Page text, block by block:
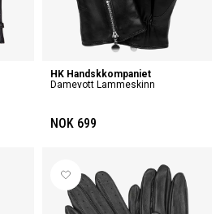
Damevott Lammeskinn
HK Handskkompaniet
NOK 699